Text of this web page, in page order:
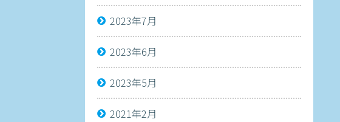
2023年7月
2023年6月
2023年5月
2021年2月